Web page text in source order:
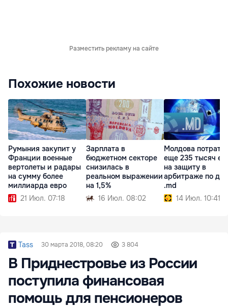
Разместить рекламу на сайте
Похожие новости
Румыния закупит у
Франции военные
вертолеты и радары
на сумму более
миллиарда евро
21 Июл. 07:18
Зарплата в
бюджетном секторе
снизилась в
реальном выражении
на 1,5%
16 Июл. 08:02
Молдова
еще 235 тысяч
на защиту в
арбитраже по
.md
14 Июл. 10:41
Tass 30 марта 2018, 08:20 3 804
В Приднестровье из России
поступила финансовая
помощь для пенсионеров